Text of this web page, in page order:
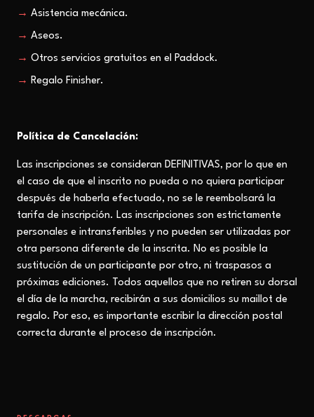
Asistencia mecánica.
Aseos.
Otros servicios gratuitos en el Paddock.
Regalo Finisher.
Política de Cancelación:
Las inscripciones se consideran DEFINITIVAS, por lo que en
el caso de que el inscrito no pueda o no quiera participar
después de haberla efectuado, no se le reembolsará la
tarifa de inscripción. Las inscripciones son estrictamente
personales e intransferibles y no pueden ser utilizadas por
otra persona diferente de la inscrita. No es posible la
sustitución de un participante por otro, ni traspasos a
próximas ediciones. Todos aquellos que no retiren su dorsal
el día de la marcha, recibirán a sus domicilios su maillot de
regalo. Por eso, es importante escribir la dirección postal
correcta durante el proceso de inscripción.